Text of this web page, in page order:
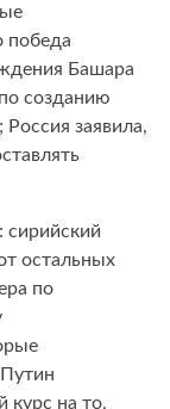
победа
Башара
созданию
заявила,
сирийский
остальных
по
курс на то,